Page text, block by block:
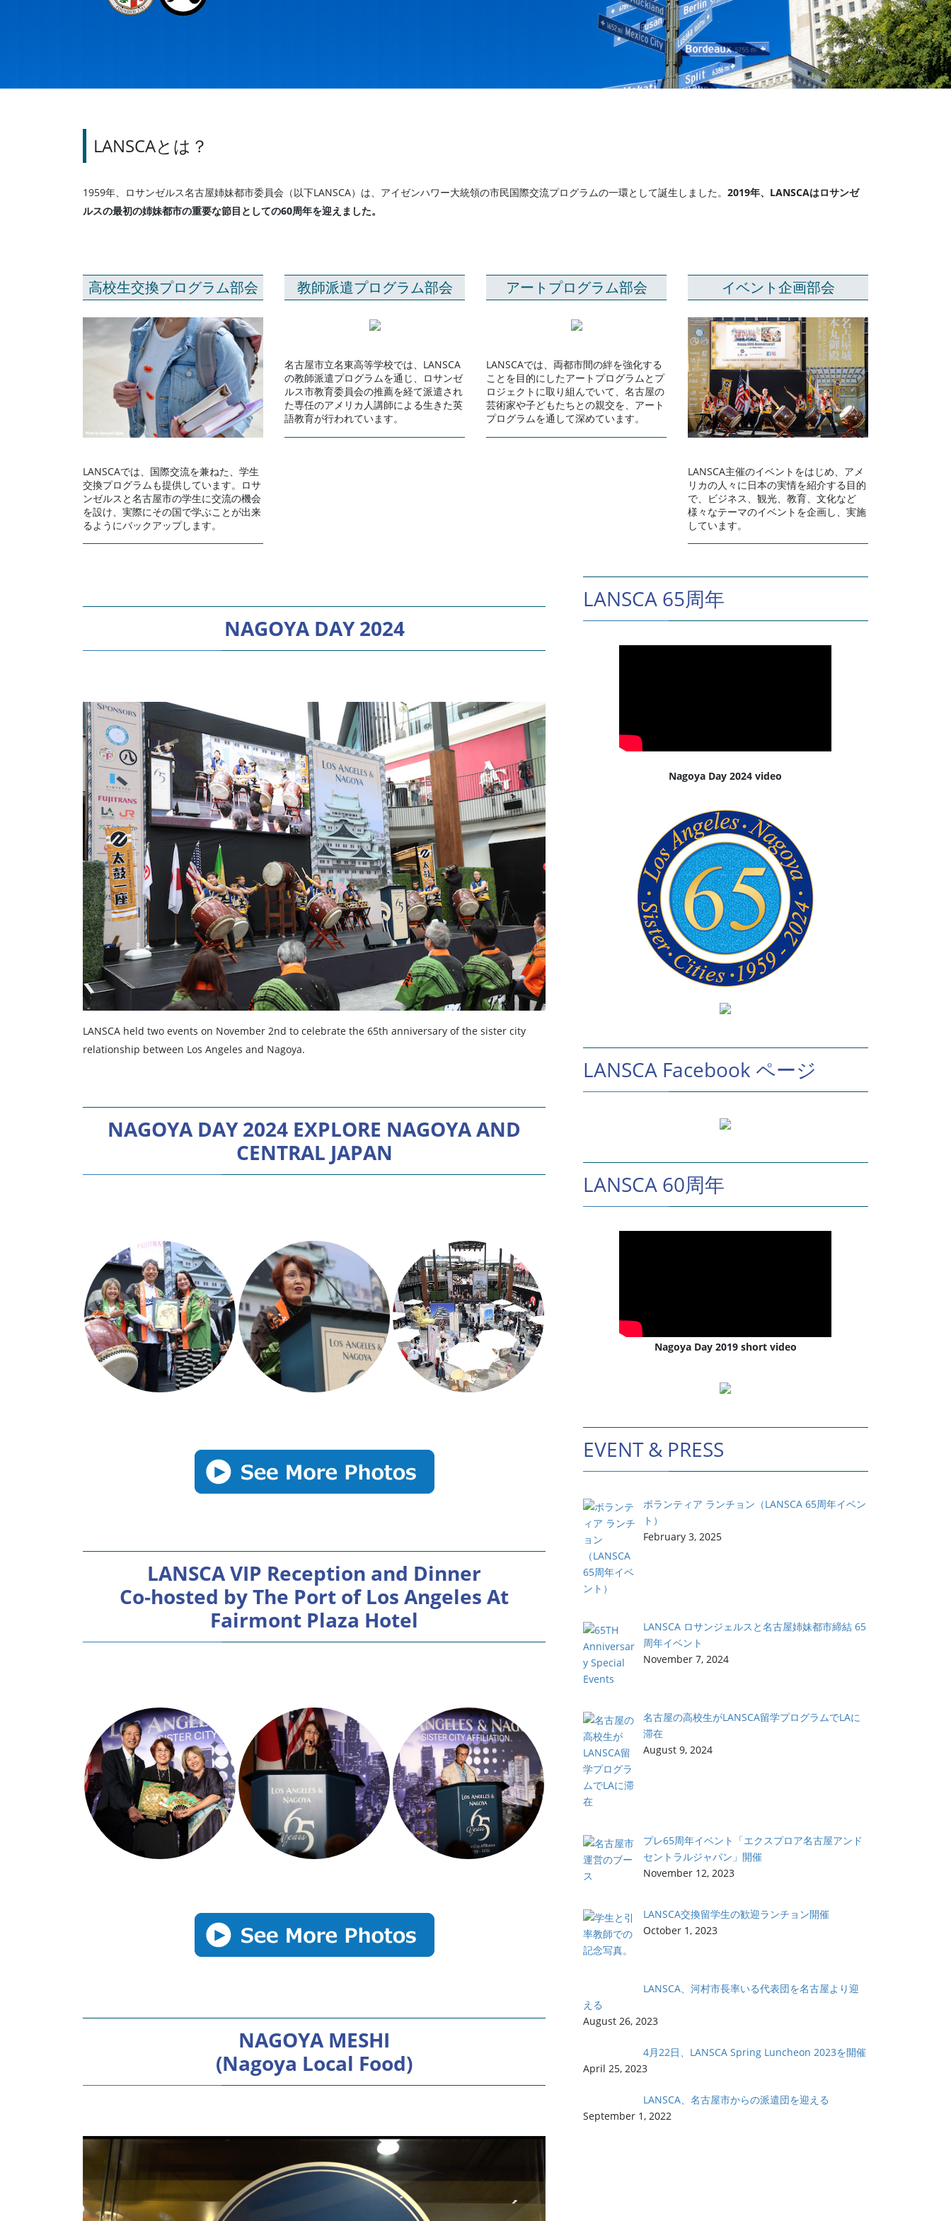
LANSCAとは？
1959年、ロサンゼルス名古屋姉妹都市委員会（以下LANSCA）は、アイゼンハワー大統領の市民国際交流プログラムの一環として誕生しました。 2019年、LANSCAはロサンゼ
ルスの最初の姉妹都市の重要な節目としての60周年を迎えました。
高校生交換プログラム部会
LANSCAでは、国際交流を兼ねた、学生
交換プログラムも提供しています。ロサ
ンゼルスと名古屋市の学生に交流の機会
を設け、実際にその国で学ぶことが出来
るようにバックアップします。
教師派遣プログラム部会
名古屋市立名東高等学校では、LANSCA
の教師派遣プログラムを通じ、ロサンゼ
ルス市教育委員会の推薦を経て派遣され
た専任のアメリカ人講師による生きた英
語教育が行われています。
アートプログラム部会
LANSCAでは、両都市間の絆を強化する
ことを目的にしたアートプログラムとプ
ロジェクトに取り組んでいて、名古屋の
芸術家や子どもたちとの親交を、アート
プログラムを通して深めています。
イベント企画部会
LANSCA主催のイベントをはじめ、アメ
リカの人々に日本の実情を紹介する目的
で、ビジネス、観光、教育、文化など
様々なテーマのイベントを企画し、実施
しています。
NAGOYA DAY 2024
LANSCA held two events on November 2nd to celebrate the 65th anniversary of the sister city
relationship between Los Angeles and Nagoya.
NAGOYA DAY 2024 EXPLORE NAGOYA AND
CENTRAL JAPAN
LANSCA VIP Reception and Dinner
Co-hosted by The Port of Los Angeles At
Fairmont Plaza Hotel
NAGOYA MESHI
(Nagoya Local Food)
LANSCA 65周年
Nagoya Day 2024 video
LANSCA Facebook ページ
LANSCA 60周年
Nagoya Day 2019 short video
EVENT & PRESS
ボランティア ランチョン（LANSCA 65周年イベン
ト）
February 3, 2025
LANSCA ロサンジェルスと名古屋姉妹都市締結 65
周年イベント
November 7, 2024
名古屋の高校生がLANSCA留学プログラムでLAに
滞在
August 9, 2024
プレ65周年イベント「エクスプロア名古屋アンド
セントラルジャパン」開催
November 12, 2023
LANSCA交換留学生の歓迎ランチョン開催
October 1, 2023
LANSCA、河村市長率いる代表団を名古屋より迎
える
August 26, 2023
4月22日、LANSCA Spring Luncheon 2023を開催
April 25, 2023
LANSCA、名古屋市からの派遣団を迎える
September 1, 2022